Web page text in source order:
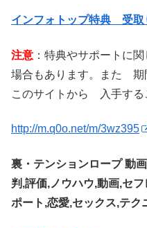
インフォトップ特典 受
注意 ：特典やサポートに
場合もあります。また 期
このサイトから 入手する
http://m.q0o.net/m/3wz395
裏・テンションロープ 動
判,評価,ノウハウ,動画,セ
ポート,恋愛,セックス,テク